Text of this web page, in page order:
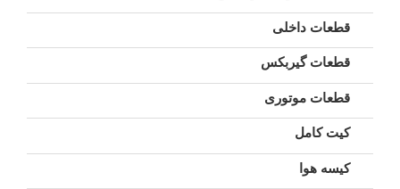
قطعات داخلی
قطعات گیربکس
قطعات موتوری
کیت کامل
کیسه هوا